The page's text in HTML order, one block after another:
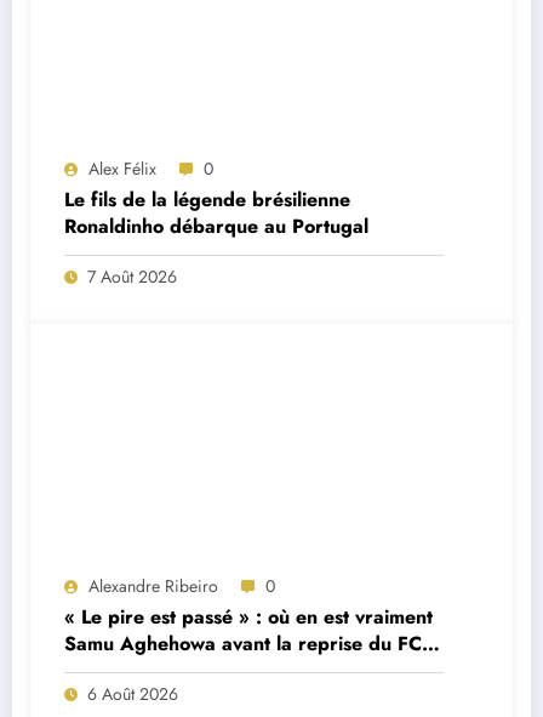
Alex Félix 0
Le fils de la légende brésilienne
Ronaldinho débarque au Portugal
7 Août 2026
Alexandre Ribeiro 0
« Le pire est passé » : où en est vraiment
Samu Aghehowa avant la reprise du FC
Porto ?
6 Août 2026